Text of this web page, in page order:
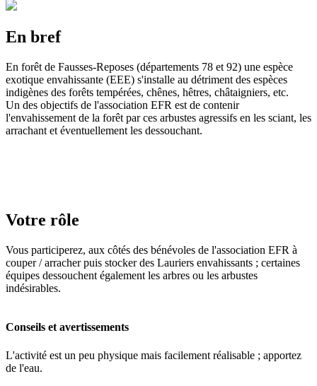
En bref
En forêt de Fausses-Reposes (départements 78 et 92) une espèce
exotique envahissante (EEE) s'installe au détriment des espèces
indigènes des forêts tempérées, chênes, hêtres, châtaigniers, etc.
Un des objectifs de l'association EFR est de contenir
l'envahissement de la forêt par ces arbustes agressifs en les sciant, les
arrachant et éventuellement les dessouchant.
Votre rôle
Vous participerez, aux côtés des bénévoles de l'association EFR à
couper / arracher puis stocker des Lauriers envahissants ; certaines
équipes dessouchent également les arbres ou les arbustes
indésirables.
Conseils et avertissements
L'activité est un peu physique mais facilement réalisable ; apportez
de l'eau.